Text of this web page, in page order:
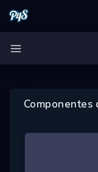
Componentes